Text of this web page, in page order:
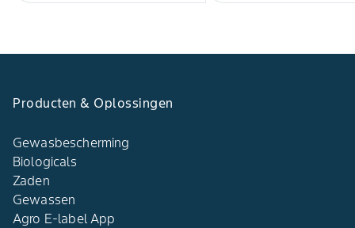
Producten & Oplossingen
Gewasbescherming
Biologicals
Zaden
Gewassen
Agro E-label App